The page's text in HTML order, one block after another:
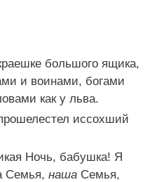
большого ящика,
и воинами, богами
как у льва.
иссохший
Ночь, бабушка! Я
Семья, наша Семья,